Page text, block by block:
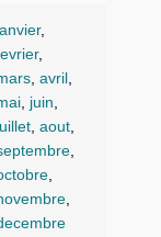
,
,
, avril ,
, juin,
, aout,
,
,
,